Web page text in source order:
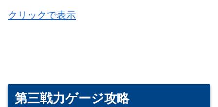
クリックで表示
第三戦力ゲージ攻略